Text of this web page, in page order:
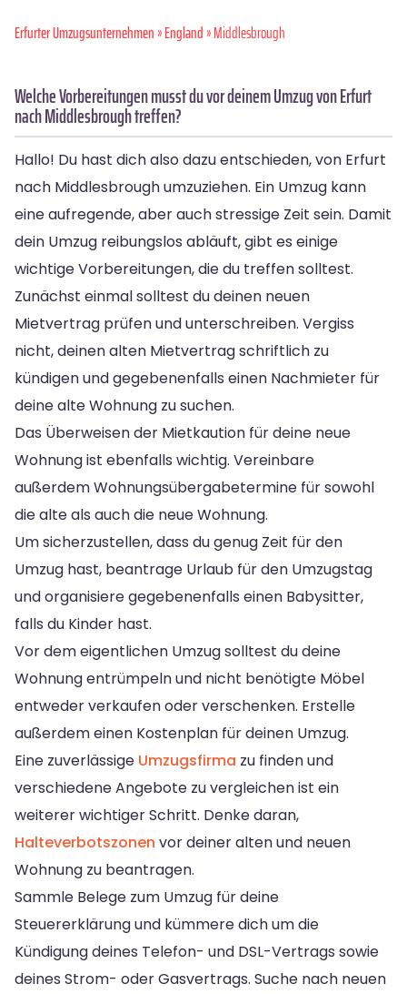
Erfurter Umzugsunternehmen»England» Middlesbrough
Welche Vorbereitungen musst du vor deinem Umzug von Erfurt
nach Middlesbrough treffen?
Hallo! Du hast dich also dazu entschieden, von Erfurt
nach Middlesbrough umzuziehen. Ein Umzug kann
eine aufregende, aber auch stressige Zeit sein. Damit
dein Umzug reibungslos abläuft, gibt es einige
wichtige Vorbereitungen, die du treffen solltest.
Zunächst einmal solltest du deinen neuen
Mietvertrag prüfen und unterschreiben. Vergiss
nicht, deinen alten Mietvertrag schriftlich zu
kündigen und gegebenenfalls einen Nachmieter für
deine alte Wohnung zu suchen.
Das Überweisen der Mietkaution für deine neue
Wohnung ist ebenfalls wichtig. Vereinbare
außerdem Wohnungsübergabetermine für sowohl
die alte als auch die neue Wohnung.
Um sicherzustellen, dass du genug Zeit für den
Umzug hast, beantrage Urlaub für den Umzugstag
und organisiere gegebenenfalls einen Babysitter,
falls du Kinder hast.
Vor dem eigentlichen Umzug solltest du deine
Wohnung entrümpeln und nicht benötigte Möbel
entweder verkaufen oder verschenken. Erstelle
außerdem einen Kostenplan für deinen Umzug.
Eine zuverlässige Umzugsfirma zu finden und
verschiedene Angebote zu vergleichen ist ein
weiterer wichtiger Schritt. Denke daran,
Halteverbotszonen vor deiner alten und neuen
Wohnung zu beantragen.
Sammle Belege zum Umzug für deine
Steuererklärung und kümmere dich um die
Kündigung deines Telefon- und DSL-Vertrags sowie
deines Strom- oder Gasvertrags. Suche nach neuen